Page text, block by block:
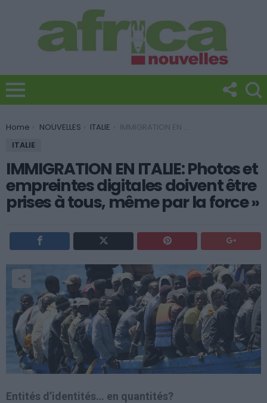
You are here:
Home NOUVELLES ITALIE
IMMIGRATION EN ITALIE: Photos et empreintes digitales doivent être prises à tous, même par la force »
ITALIE
IMMIGRATION EN ITALIE: Photos et
empreintes digitales doivent être
prises à tous, même par la force »
Entités d’identités… en quantités?